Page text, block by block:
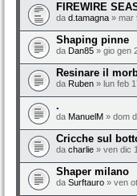
FIREWIRE
da d.tamagna » mar
Shaping pinne
da Dan85 » gio gen
Resinare il
da Ruben » lun feb
.
da ManuelM » dom
Cricche sul
da charlie » ven dic
Shaper milano
da Surftauro » ven